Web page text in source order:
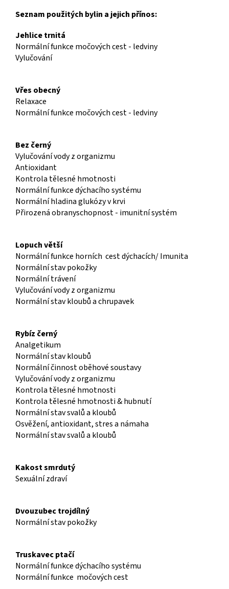
Seznam použitých bylin a jejich přínos:
Jehlice trnitá
Normální funkce močových cest - ledviny
Vylučování
Vřes obecný
Relaxace
Normální funkce močových cest - ledviny
Bez černý
Vylučování vody z organizmu
Antioxidant
Kontrola tělesné hmotnosti
Normální funkce dýchacího systému
Normální hladina glukózy v krvi
Přirozená obranyschopnost - imunitní systém
Lopuch větší
Normální funkce horních cest dýchacích/ Imunita
Normální stav pokožky
Normální trávení
Vylučování vody z organizmu
Normální stav kloubů a chrupavek
Rybíz černý
Analgetikum
Normální stav kloubů
Normální činnost oběhové soustavy
Vylučování vody z organizmu
Kontrola tělesné hmotnosti
Kontrola tělesné hmotnosti & hubnutí
Normální stav svalů a kloubů
Osvěžení, antioxidant, stres a námaha
Normální stav svalů a kloubů
Kakost smrdutý
Sexuální zdraví
Dvouzubec trojdílný
Normální stav pokožky
Truskavec ptačí
Normální funkce dýchacího systému
Normální funkce močových cest